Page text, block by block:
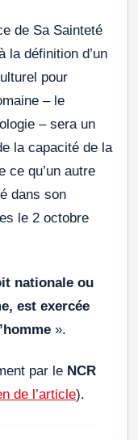
de Sa Sainteté
la définition d’un
pour
– le
– sera un
la capacité de la
ce qu’un autre
dans son
le 2 octobre
nationale ou
est exercée
».
par le NCR
de l’article).